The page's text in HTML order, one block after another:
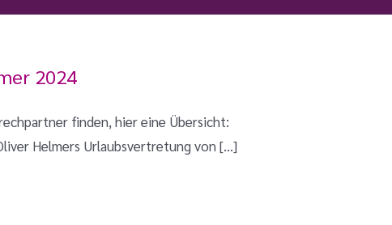
2024
finden, hier eine Übersicht:
Helmers Urlaubsvertretung von [...]